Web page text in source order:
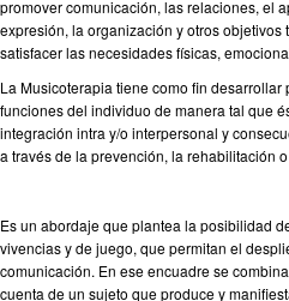
promover comunicación, las relaciones, el
expresión, la organización y otros
satisfacer las necesidades físicas,
La Musicoterapia tiene como fin
funciones del individuo de manera tal que
integración intra y/o interpersonal y
a través de la prevención, la rehabilitación o
Es un abordaje que plantea la posibilidad
vivencias y de juego, que permitan el
comunicación. En ese encuadre se
cuenta de un sujeto que produce y